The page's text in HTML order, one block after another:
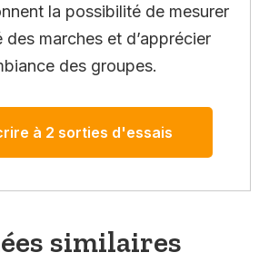
la possibilité de mesurer
marches et d’apprécier
des groupes.
à 2 sorties d'essais
similaires